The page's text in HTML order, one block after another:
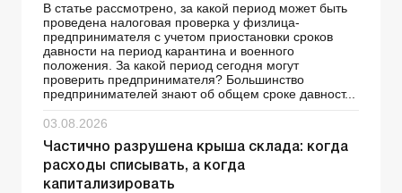
В статье рассмотрено, за какой период может быть
проведена налоговая проверка у физлица-
предпринимателя с учетом приостановки сроков
давности на период карантина и военного
положения. За какой период сегодня могут
проверить предпринимателя? Большинство
предпринимателей знают об общем сроке давност...
03.08.2026
Частично разрушена крыша склада: когда
расходы списывать, а когда
капитализировать